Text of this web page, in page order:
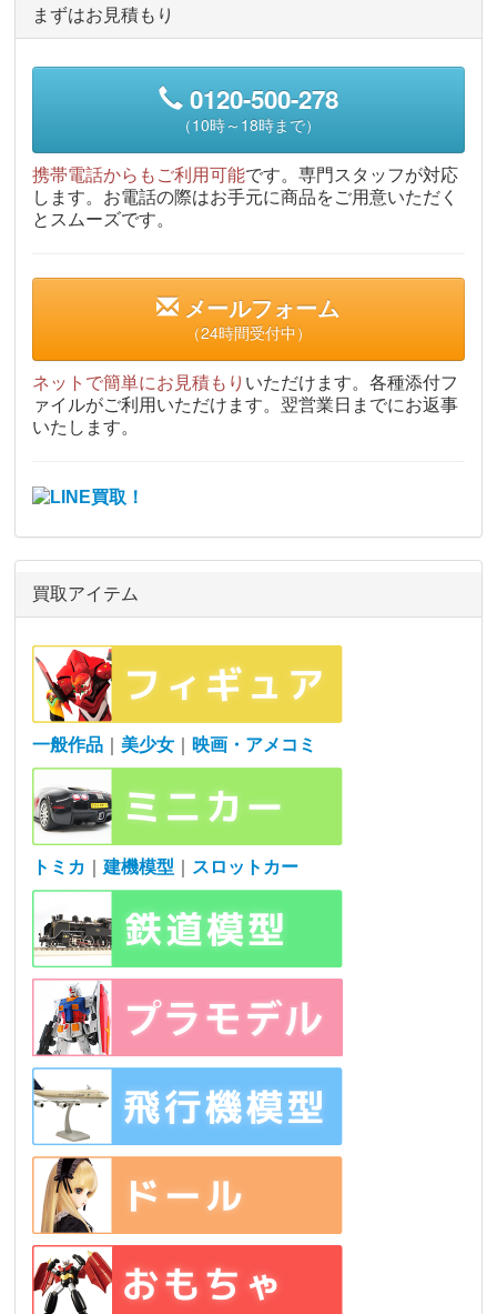
まずはお見積もり
0120-500-278
（10時～18時まで）
携帯電話からもご利用可能です。専門スタッフが対応
します。お電話の際はお手元に商品をご用意いただく
とスムーズです。
メールフォーム
（24時間受付中）
ネットで簡単にお見積もり いただけます。各種添付フ
ァイルがご利用いただけます。翌営業日までにお返事
いたします。
買取アイテム
一般作品 美少女 映画・アメコミ
トミカ ｜建機模型 スロットカー